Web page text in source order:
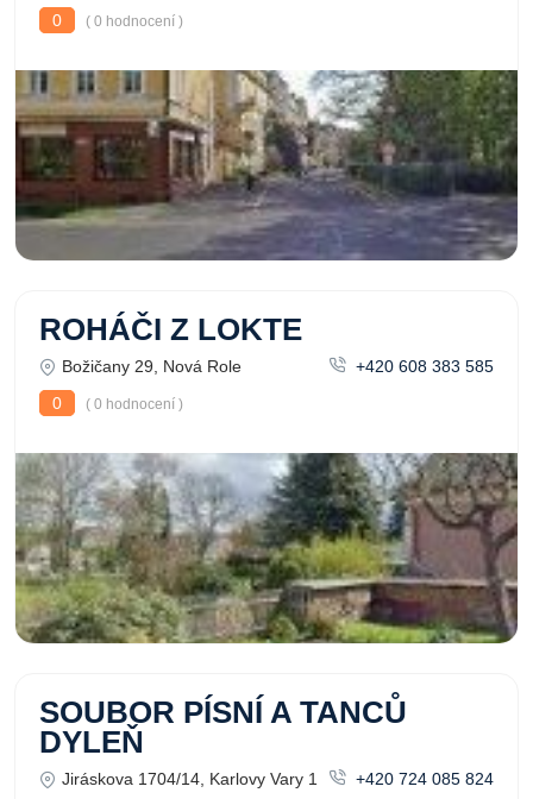
0 ( 0 hodnocení )
ROHÁČI Z LOKTE
Božičany 29, Nová Role
+420 608 383 585
0
( 0 hodnocení )
SOUBOR PÍSNÍ A TANCŮ
DYLEŇ
Jiráskova 1704/14, Karlovy Vary 1
+420 724 085 824